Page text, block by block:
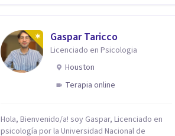
resultado de efectos impactantes que se nos
quedaran memorables. Ayudar a otros seres
humanos a disfrutar de la hermosa vida que hay,
es mi placer y deleite ya que ser FELIZ es
derecho de toda la GENTE.
Gaspar Taricco
Licenciado en Psicologia
Houston
Terapia online
Hola, Bienvenido/a! soy Gaspar, Licenciado en
psicología por la Universidad Nacional de